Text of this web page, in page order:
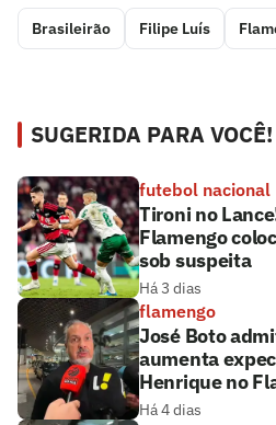
Brasileirão Filipe Luís
SUGERIDA PARA VOCÊ!
futebol nacional
Tironi no
Flamengo
sob suspeita
Há 3 dias
flamengo
José Boto
aumenta
Henrique no
Há 4 dias